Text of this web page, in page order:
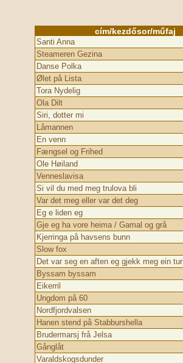
cím/kezdősor/műfaj
Santi Anna
Steameren Gezina
Danse Polka
Ølet på Lista
Tora Nydelig
Ola Dilt
Siri, dotter mi
Låmannen
En venn
Fængsel og Frihed
Ole Høiland
Venneslavisa
Si vil du med meg trulova bli
Var det meg eller var det deg
Eg e liden eg
Gje eg ha vore heima / Gamal og grå
Kjerringa på havsens bunn
Slow fox
Det var seg en aften eg gjekk meg ein tur
Byssam byssam
Eikerril
Ungdom på 60
Nordfjordvalsen
Hanen stend på Stabburshella
Brudermarsj frå Jelsa
Gånglåt
Varaldskogsdunder